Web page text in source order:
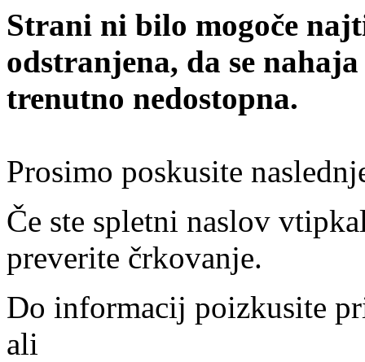
Strani ni bilo mogoče
odstranjena, da se
trenutno nedostopna.
Prosimo poskusite
Če ste spletni naslov
preverite črkovanje.
Do informacij poizkusite
ali